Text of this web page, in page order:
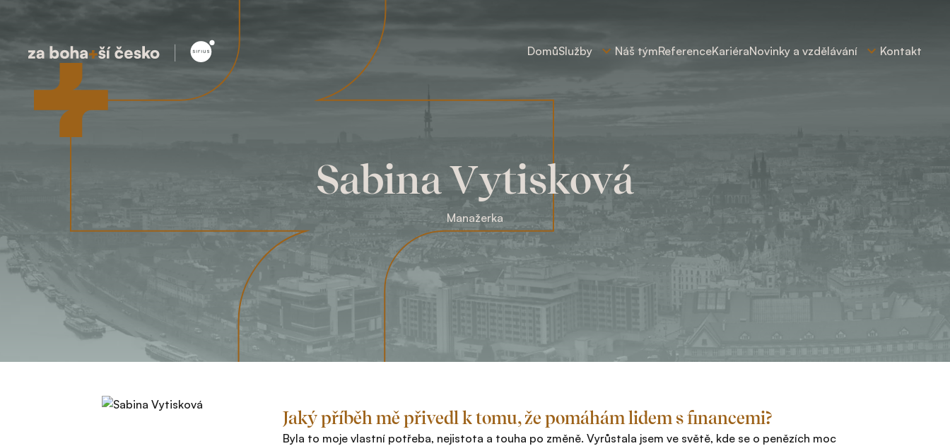
DomůSlužby Náš týmReferenceKariéraNovinky a vzdělávání Kontakt
Sabina Vytisková
Manažerka
Jaký příběh mě přivedl k tomu, že pomáhám lidem s financemi?
Byla to moje vlastní potřeba, nejistota a touha po změně. Vyrůstala jsem ve světě, kde se o penězích moc